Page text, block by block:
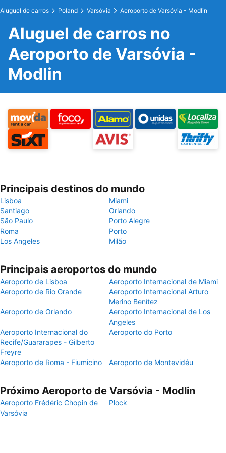
Aluguel de carros Poland Varsóvia Aeroporto de Varsóvia - Modlin
Aluguel de carros no
Aeroporto de Varsóvia -
Modlin
Principais destinos do mundo
Lisboa
Miami
Santiago
Orlando
São Paulo
Porto Alegre
Roma
Porto
Los Angeles
Milão
Principais aeroportos do mundo
Aeroporto de Lisboa
Aeroporto Internacional de Miami
Aeroporto de Rio Grande
Aeroporto Internacional Arturo
Merino Benítez
Aeroporto de Orlando
Aeroporto Internacional de Los
Angeles
Aeroporto Internacional do
Recife/Guararapes - Gilberto
Freyre
Aeroporto do Porto
Aeroporto de Roma - Fiumicino Aeroporto de Montevidéu
Próximo Aeroporto de Varsóvia - Modlin
Aeroporto Frédéric Chopin de
Varsóvia
Plock